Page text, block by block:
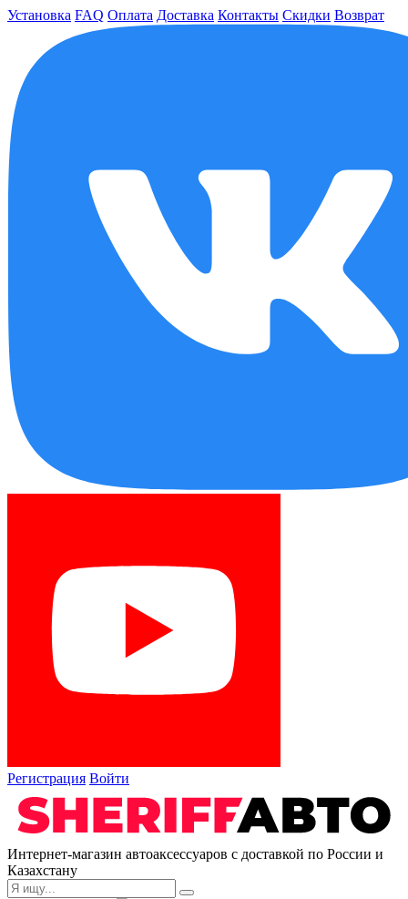
Установка FAQ Оплата Доставка Контакты Скидки Возврат
Регистрация Войти
Интернет-магазин автоаксессуаров с доставкой по России и
Казахстану